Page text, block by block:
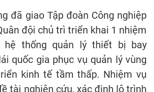
đã giao Tập đoàn Công nghiệp
đội chủ trì triển khai 1 nhiệm
hệ thống quản lý thiết bị bay
quốc gia phục vụ quản lý vùng
kinh tế tầm thấp. Nhiệm vụ
tài nghiên cứu, xác định lộ trình